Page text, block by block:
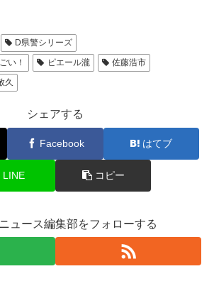
D県警シリーズ
い！
ピエール瀧
佐藤浩市
久
シェアする
Facebook はてブ
LINE コピー
ュース編集部をフォローする